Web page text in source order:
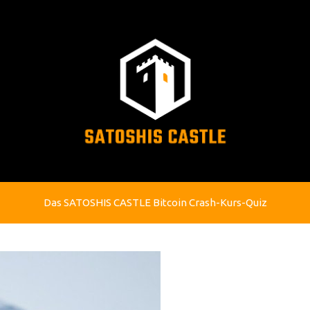
Das SATOSHIS CASTLE Bitcoin Crash-Kurs-Quiz